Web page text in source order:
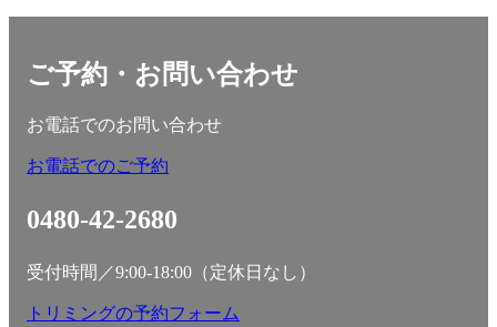
ご予約・お問い合わせ
お電話でのお問い合わせ
お電話でのご予約
0480-42-2680
受付時間／9:00-18:00（定休日なし）
トリミングの予約フォーム